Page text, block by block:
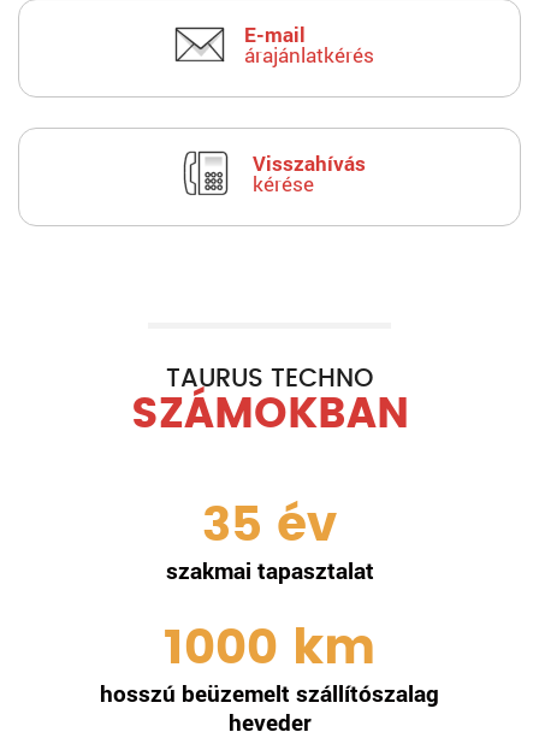
E-mail
árajánlatkérés
Visszahívás
kérése
TAURUS TECHNO
SZÁMOKBAN
35 év
szakmai tapasztalat
1000 km
hosszú beüzemelt szállítószalag
heveder